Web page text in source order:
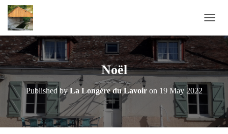
O
L
E
N
G
Noël
Published byLa Longère du Lavoiron 19 May 2022